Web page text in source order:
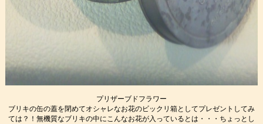
プリザーブドフラワー
ブリキの缶の蓋を閉めてオシャレなお花のビックリ箱としてプレゼントしてみ
ては？！無機質なブリキの中にこんなお花が入っているとは・・・ちょっとし